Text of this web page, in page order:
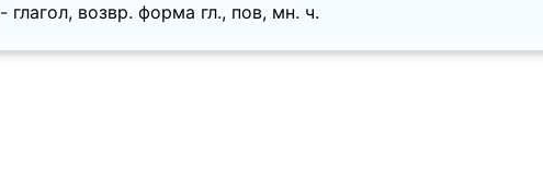
- глагол, возвр. форма гл., пов, мн. ч.